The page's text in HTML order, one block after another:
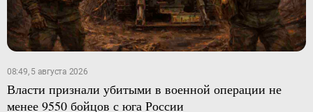
08:49, 5 августа 2026
Власти признали убитыми в военной операции не
менее 9550 бойцов с юга России